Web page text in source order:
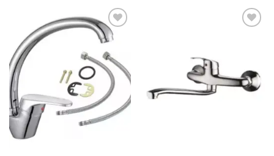
Añadir
a la
lista de
deseos
lista de
deseos